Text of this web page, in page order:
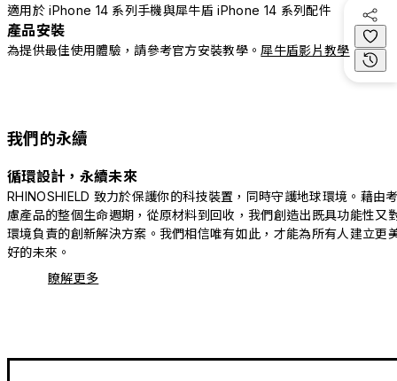
適用於 iPhone 14 系列手機與犀牛盾 iPhone 14 系列配件
產品安裝
為提供最佳使用體驗，請參考官方安裝教學。 犀牛盾影片教學
我們的永續
循環設計，永續未來
RHINOSHIELD 致力於保護你的科技裝置，同時守護地球環境。藉由
慮產品的整個生命週期，從原材料到回收，我們創造出既具功能性又
環境負責的創新解決方案。我們相信唯有如此，才能為所有人建立更
好的未來。
瞭解更多